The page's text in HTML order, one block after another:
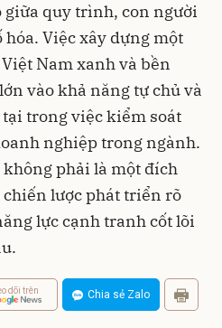
giữa quy trình, con người
hóa. Việc xây dựng một
Nam xanh và bền
vào khả năng tự chủ và
trong việc kiểm soát
nghiệp trong ngành.
phải là một đích
lược phát triển rõ
lực cạnh tranh cốt lõi
dõi trên Chia sẻ Zalo